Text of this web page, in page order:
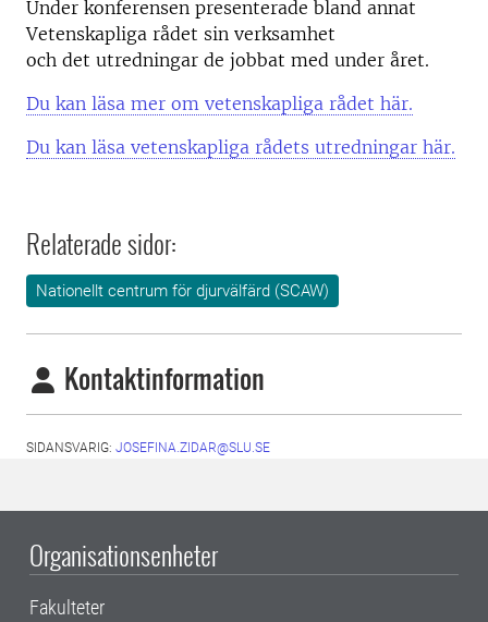
Under konferensen presenterade bland annat
Vetenskapliga rådet sin verksamhet
och det utredningar de jobbat med under året.
Du kan läsa mer om vetenskapliga rådet här.
Du kan läsa vetenskapliga rådets utredningar här.
Relaterade sidor:
Nationellt centrum för djurvälfärd (SCAW)
Kontaktinformation
SIDANSVARIG: JOSEFINA.ZIDAR@SLU.SE
Organisationsenheter
Fakulteter